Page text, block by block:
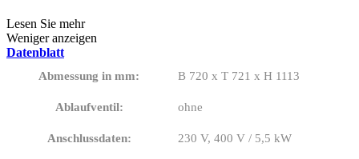
Lesen Sie mehr
Weniger anzeigen
Datenblatt
Abmessung in mm: B 720 x T 721 x H 1113
Ablaufventil: ohne
Anschlussdaten: 230 V, 400 V / 5,5 kW